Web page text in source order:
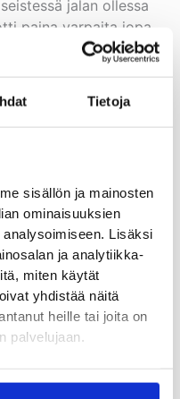
Tietoja
sisällön ja mainosten
ominaisuuksien
Lisäksi
ja analytiikka-
miten käytät
yhdistää näitä
heille tai joita on
palvelujaan.
jalan ollessa
paina varpaita jopa
aloitusta ja
diabetes.
myös hakeutua, jos
käytöstä ja hyvien
tilanne jatkuu tai jos
jalkineiden oikeasta
ja apuvälineistä